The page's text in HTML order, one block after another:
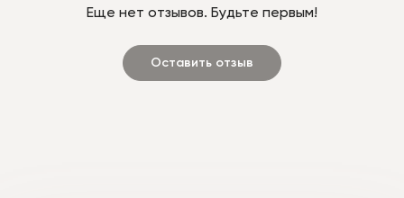
Еще нет отзывов. Будьте первым!
Оставить отзыв